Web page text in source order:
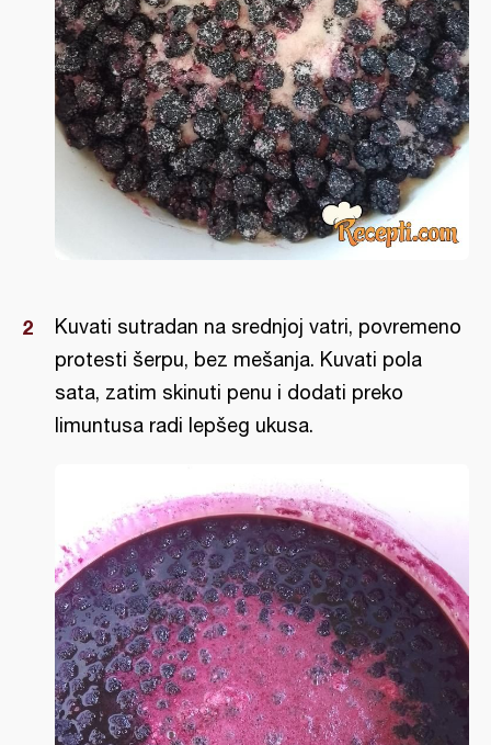
Kuvati sutradan na srednjoj vatri, povremeno
protesti šerpu, bez mešanja. Kuvati pola
sata, zatim skinuti penu i dodati preko
limuntusa radi lepšeg ukusa.